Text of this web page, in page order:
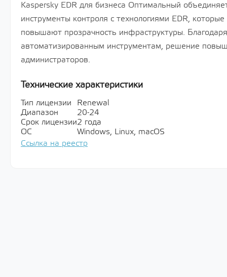
Kaspersky EDR для бизнеса Оптимальный
инструменты контроля с технологиями EDR,
повышают прозрачность инфраструктуры.
автоматизированным инструментам, решение
администраторов.
Технические характеристики
Тип лицензии
Renewal
Диапазон
20-24
Срок лицензии2 года
ОС
Windows, Linux, macOS
Ссылка на реестр